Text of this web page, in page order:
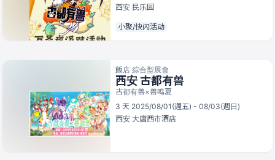
西安 民乐园
小聚/快闪活动
飯店 綜合型展會
西安 古都有兽
古都有兽×兽鸣夏
3 天 2025/08/01(週五) - 08/03(週日)
西安 大唐西市酒店